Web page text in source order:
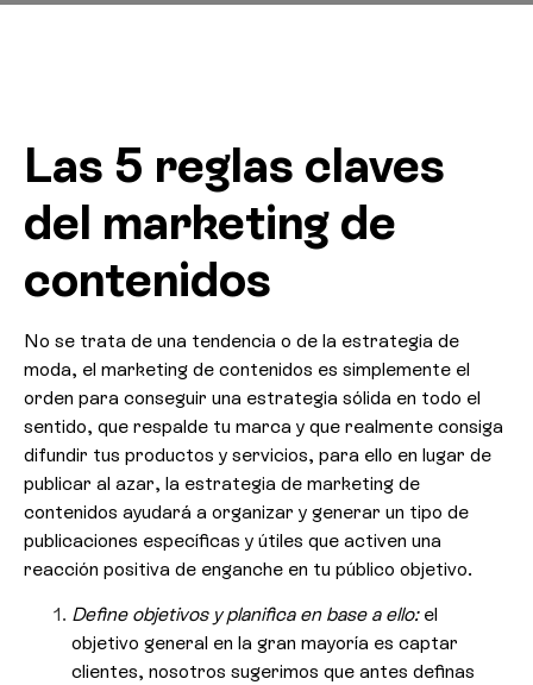
Las 5 reglas claves
del marketing de
contenidos
No se trata de una tendencia o de la estrategia de
moda, el marketing de contenidos es simplemente el
orden para conseguir una estrategia sólida en todo el
sentido, que respalde tu marca y que realmente consiga
difundir tus productos y servicios, para ello en lugar de
publicar al azar, la estrategia de marketing de
contenidos ayudará a organizar y generar un tipo de
publicaciones específicas y útiles que activen una
reacción positiva de enganche en tu público objetivo.
Define objetivos y planifica en base a ello:el
objetivo general en la gran mayoría es captar
clientes, nosotros sugerimos que antes definas